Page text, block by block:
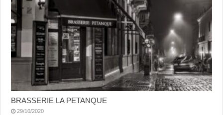
BRASSERIE LA PETANQUE
29/10/2020